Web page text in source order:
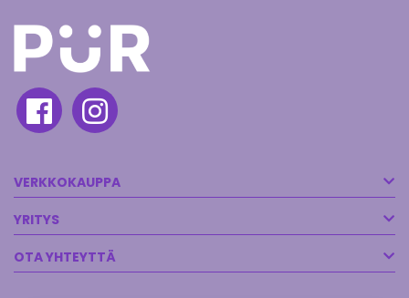
VERKKOKAUPPA
YRITYS
OTA YHTEYTTÄ